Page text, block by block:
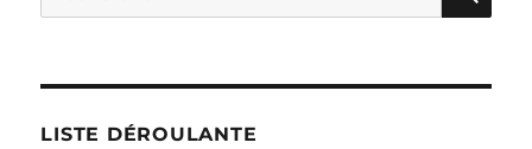
pour :
LISTE DÉROULANTE